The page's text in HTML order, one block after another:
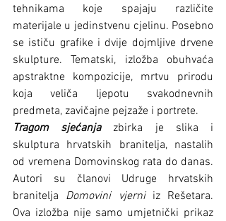
tehnikama koje spajaju različite
materijale u jedinstvenu cjelinu. Posebno
se ističu grafike i dvije dojmljive drvene
skulpture. Tematski, izložba obuhvaća
apstraktne kompozicije, mrtvu prirodu
koja veliča ljepotu svakodnevnih
predmeta, zavičajne pejzaže i portrete.
Tragom sjećanja zbirka je slika i
skulptura hrvatskih branitelja, nastalih
od vremena Domovinskog rata do danas.
Autori su članovi Udruge hrvatskih
branitelja Domovini vjerni iz Rešetara.
Ova izložba nije samo umjetnički prikaz